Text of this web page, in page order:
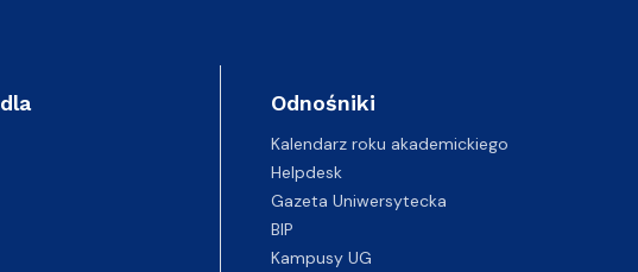
Odnośniki
Kalendarz roku akademickiego
Helpdesk
Gazeta Uniwersytecka
BIP
Kampusy UG